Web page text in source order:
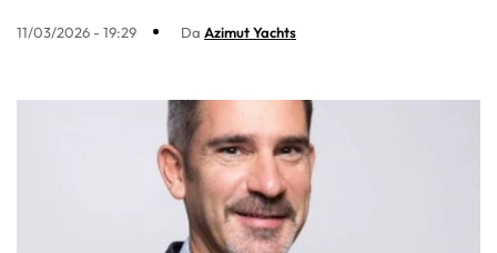
11/03/2026 - 19:29 Da Azimut Yachts